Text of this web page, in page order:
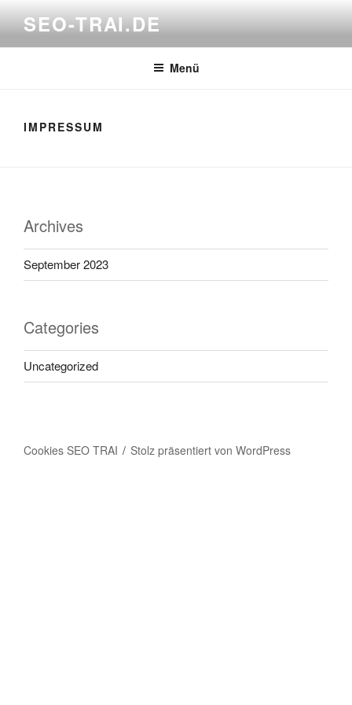
Inhalt
springen
SEO-TRAI.DE
Menü
IMPRESSUM
Archives
September 2023
Categories
Uncategorized
Cookies SEO TRAI Stolz präsentiert von WordPress